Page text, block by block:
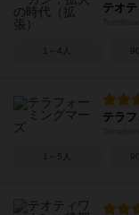
テオ
1～4人
テラ
1～5人